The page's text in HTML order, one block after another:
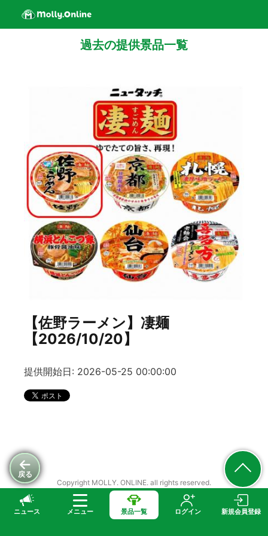
ニュース メニュー 景品一覧 ログイン 新規会員登録
戻る
過去の提供景品一覧
【佐野ラーメン】凄麺
【2026/10/20】
提供開始日: 2026-05-25 00:00:00
Copyright MOLLY. ONLINE. all rights reserved.